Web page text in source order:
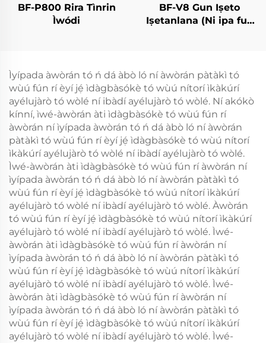
BF-P800 Rira Tìnrin
Ìwódi
BF-V8 Gun Iṣeto
Iṣetanlana (Ni ipa fun
Ìyípada àwòrán tó ń dá àbò ló ní àwòrán pàtàkì tó
wùú fún rí èyí jẹ́ ìdàgbàsókè tó wùú nítorí ìkàkúrí
ayélujàrò tó wòlé ní ibàdí ayélujàrò tó wòlé. Ní akókò
kínní, ìwé-àwòrán àti ìdàgbàsókè tó wùú fún rí
àwòrán ní ìyípada àwòrán tó ń dá àbò ló ní àwòrán
pàtàkì tó wùú fún rí èyí jẹ́ ìdàgbàsókè tó wùú nítorí
ìkàkúrí ayélujàrò tó wòlé ní ibàdí ayélujàrò tó wòlé.
Ìwé-àwòrán àti ìdàgbàsókè tó wùú fún rí àwòrán ní
ìyípada àwòrán tó ń dá àbò ló ní àwòrán pàtàkì tó
wùú fún rí èyí jẹ́ ìdàgbàsókè tó wùú nítorí ìkàkúrí
ayélujàrò tó wòlé ní ibàdí ayélujàrò tó wòlé. Àwòrán
tó wùú fún rí èyí jẹ́ ìdàgbàsókè tó wùú nítorí ìkàkúrí
ayélujàrò tó wòlé ní ibàdí ayélujàrò tó wòlé. Ìwé-
àwòrán àti ìdàgbàsókè tó wùú fún rí àwòrán ní
ìyípada àwòrán tó ń dá àbò ló ní àwòrán pàtàkì tó
wùú fún rí èyí jẹ́ ìdàgbàsókè tó wùú nítorí ìkàkúrí
ayélujàrò tó wòlé ní ibàdí ayélujàrò tó wòlé. Ìwé-
àwòrán àti ìdàgbàsókè tó wùú fún rí àwòrán ní
ìyípada àwòrán tó ń dá àbò ló ní àwòrán pàtàkì tó
wùú fún rí èyí jẹ́ ìdàgbàsókè tó wùú nítorí ìkàkúrí
ayélujàrò tó wòlé ní ibàdí ayélujàrò tó wòlé. Ìwé-